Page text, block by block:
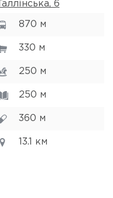
Таллінська, 6
870 м
330 м
250 м
250 м
360 м
13.1 км